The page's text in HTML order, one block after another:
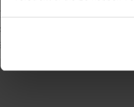
oplader, zeef en
cm
met een diameter van 200